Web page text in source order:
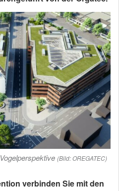
(Bild: OREGATEC)
verbinden Sie mit den